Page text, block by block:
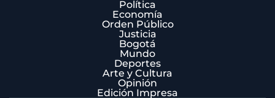
Política
Economía
Orden Público
Justicia
Bogotá
Mundo
Deportes
Arte y Cultura
Opinión
Edición Impresa